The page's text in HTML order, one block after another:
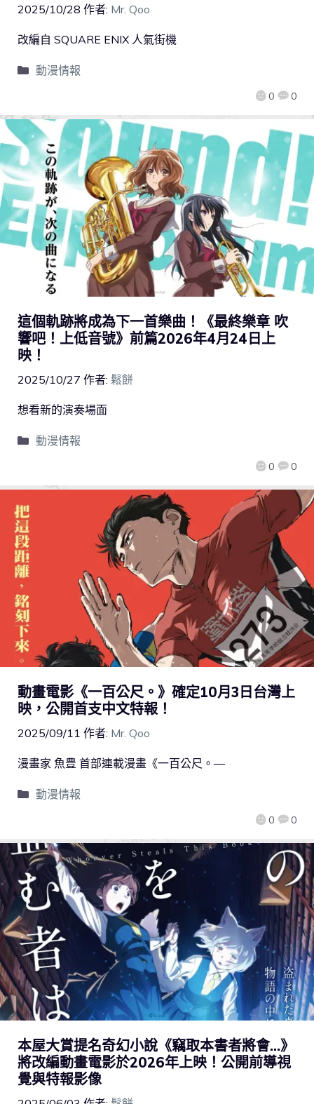
2025/10/28 作者: Mr. Qoo
0 0
改編自 SQUARE ENIX 人氣街機
動漫情報
這個軌跡將成為下一首樂曲！《最終樂章 吹
響吧！上低音號》前篇2026年4月24日上
映！
2025/10/27 作者: 鬆餅
0 0
想看新的演奏場面
動漫情報
動畫電影《一百公尺。》確定10月3日台灣上
映，公開首支中文特報！
2025/09/11 作者: Mr. Qoo
0 0
漫畫家 魚豊 首部連載漫畫《一百公尺。—
動漫情報
本屋大賞提名奇幻小說《竊取本書者將會…》
將改編動畫電影於2026年上映！公開前導視
覺與特報影像